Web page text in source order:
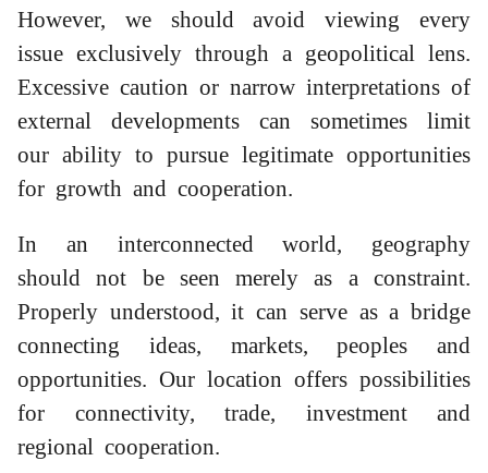
However, we should avoid viewing every
issue exclusively through a geopolitical lens.
Excessive caution or narrow interpretations of
external developments can sometimes limit
our ability to pursue legitimate opportunities
for growth and cooperation.
In an interconnected world, geography
should not be seen merely as a constraint.
Properly understood, it can serve as a bridge
connecting ideas, markets, peoples and
opportunities. Our location offers possibilities
for connectivity, trade, investment and
regional cooperation.